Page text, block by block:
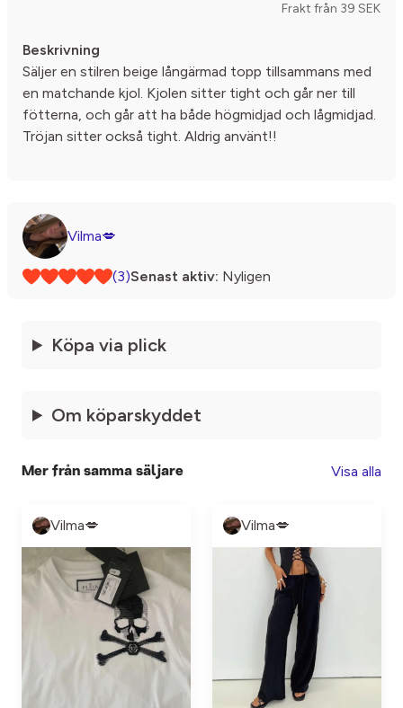
Frakt från 39 SEK
Beskrivning
Säljer en stilren beige långärmad topp tillsammans med
en matchande kjol. Kjolen sitter tight och går ner till
fötterna, och går att ha både högmidjad och lågmidjad.
Tröjan sitter också tight. Aldrig använt!!
Vilma💋
(3)Senast aktiv: Nyligen
Köpa via plick
Om köparskyddet
Mer från samma säljare Visa alla
Vilma💋 Vilma💋